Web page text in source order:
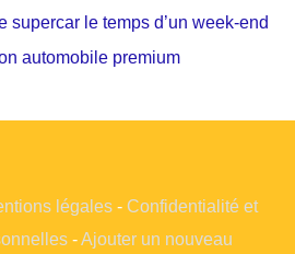
supercar le temps d’un week-end
automobile premium
légales- Confidentialité et
-Ajouter un nouveau